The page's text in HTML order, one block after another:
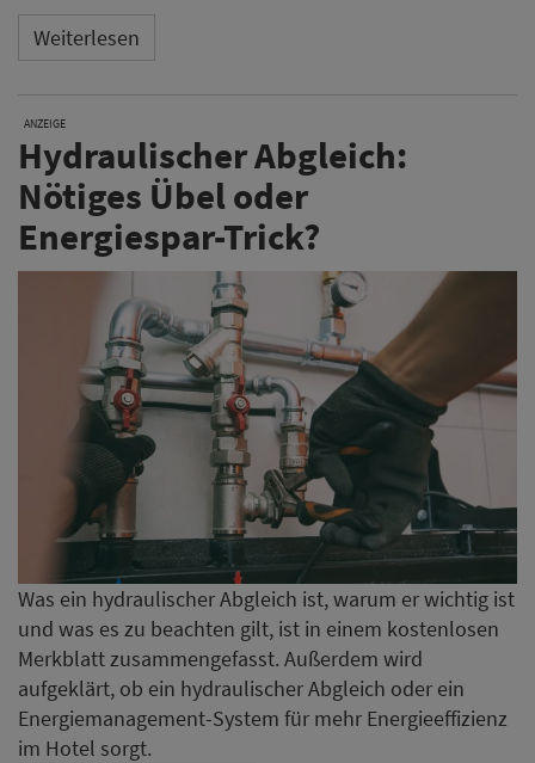
Weiterlesen
ANZEIGE
Hydraulischer Abgleich:
Nötiges Übel oder
Energiespar-Trick?
Was ein hydraulischer Abgleich ist, warum er wichtig ist
und was es zu beachten gilt, ist in einem kostenlosen
Merkblatt zusammengefasst. Außerdem wird
aufgeklärt, ob ein hydraulischer Abgleich oder ein
Energiemanagement-System für mehr Energieeffizienz
im Hotel sorgt.